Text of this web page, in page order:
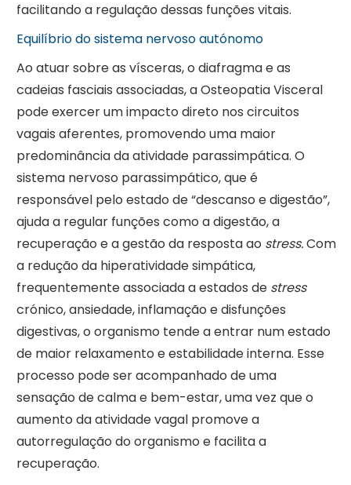
facilitando a regulação dessas funções vitais.
Equilíbrio do sistema nervoso autónomo
Ao atuar sobre as vísceras, o diafragma e as
cadeias fasciais associadas, a Osteopatia Visceral
pode exercer um impacto direto nos circuitos
vagais aferentes, promovendo uma maior
predominância da atividade parassimpática. O
sistema nervoso parassimpático, que é
responsável pelo estado de “descanso e digestão”,
ajuda a regular funções como a digestão, a
recuperação e a gestão da resposta ao stress.Com
a redução da hiperatividade simpática,
frequentemente associada a estados de stress
crónico, ansiedade, inflamação e disfunções
digestivas, o organismo tende a entrar num estado
de maior relaxamento e estabilidade interna. Esse
processo pode ser acompanhado de uma
sensação de calma e bem-estar, uma vez que o
aumento da atividade vagal promove a
autorregulação do organismo e facilita a
recuperação.